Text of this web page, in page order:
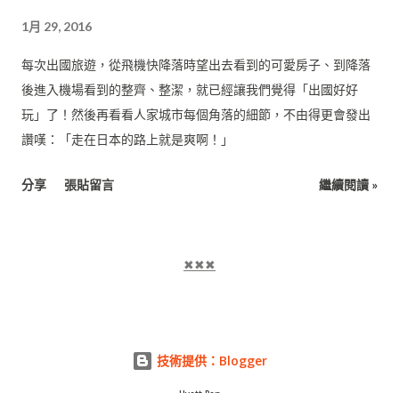
1月 29, 2016
每次出國旅遊，從飛機快降落時望出去看到的可愛房子、到降落
後進入機場看到的整齊、整潔，就已經讓我們覺得「出國好好
玩」了！然後再看看人家城市每個角落的細節，不由得更會發出
讚嘆：「走在日本的路上就是爽啊！」
分享 張貼留言 繼續閱讀 »
✖✖✖
技術提供：Blogger